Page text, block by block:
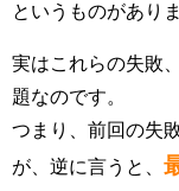
というものがありま
実はこれらの失敗
題なのです。
つまり、前回の失
が、逆に言うと、